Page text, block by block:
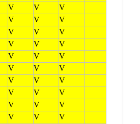
V V V
V V V
V V V
V V V
V V V
V V V
V V V
V V V
V V V
V V V